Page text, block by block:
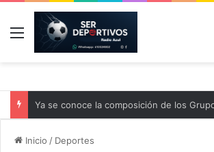
Menú
Inicio / Deportes